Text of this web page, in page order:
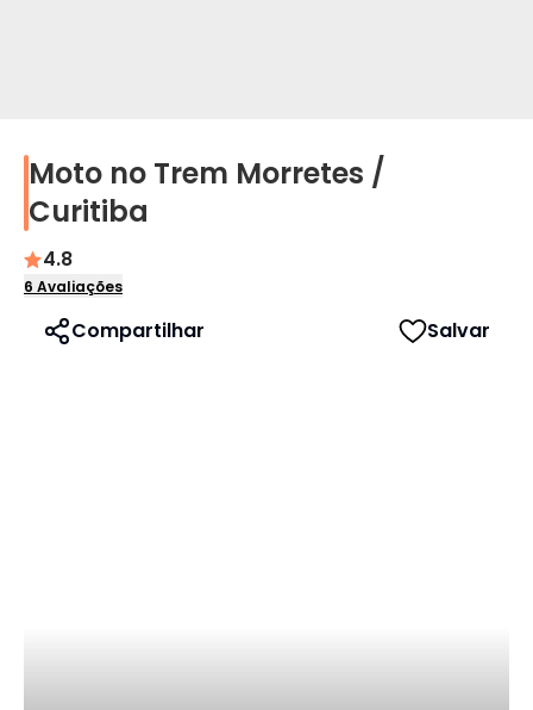
Perfil
Português
Moto no Trem Morretes /
Curitiba
4.8
6 Avaliações
Compartilhar Salvar